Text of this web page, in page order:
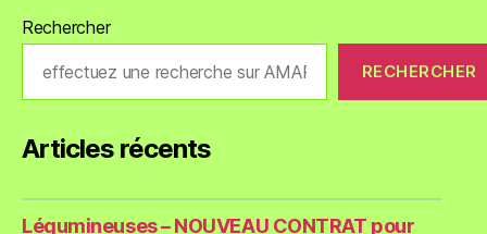
Rechercher
RECHERCHER
Articles récents
Légumineuses – NOUVEAU CONTRAT pour